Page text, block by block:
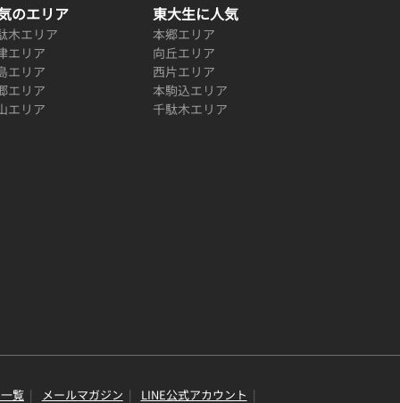
のエリア
木エリア
エリア
エリア
エリア
エリア
東大生に人気
本郷エリア
向丘エリア
西片エリア
本駒込エリア
千駄木エリア
覧 メールマガジン LINE公式アカウント